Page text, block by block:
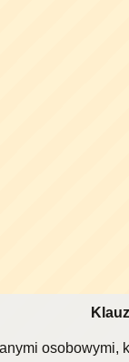
osobowymi,